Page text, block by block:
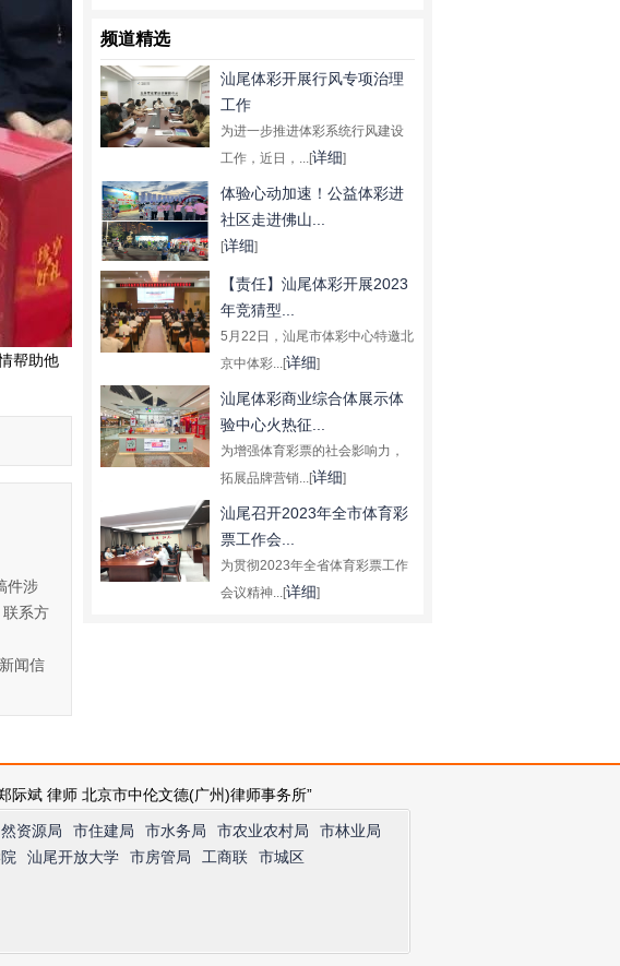
帮助他
件涉
系方
闻信
频道精选
汕尾体彩开展行风专项治理
工作
为进一步推进体彩系统行风建设
工作，近日，...[详细]
体验心动加速！公益体彩进
社区走进佛山...
[详细]
【责任】汕尾体彩开展2023
年竞猜型...
5月22日，汕尾市体彩中心特邀北
京中体彩...[详细]
汕尾体彩商业综合体展示体
验中心火热征...
为增强体育彩票的社会影响力，
拓展品牌营销...[详细]
汕尾召开2023年全市体育彩
票工作会...
为贯彻2023年全省体育彩票工作
会议精神...[详细]
际斌 律师 北京市中伦文德(广州)律师事务所”
资源局 市住建局 市水务局 市农业农村局
市林业局
汕尾开放大学 市房管局 工商联
市城区